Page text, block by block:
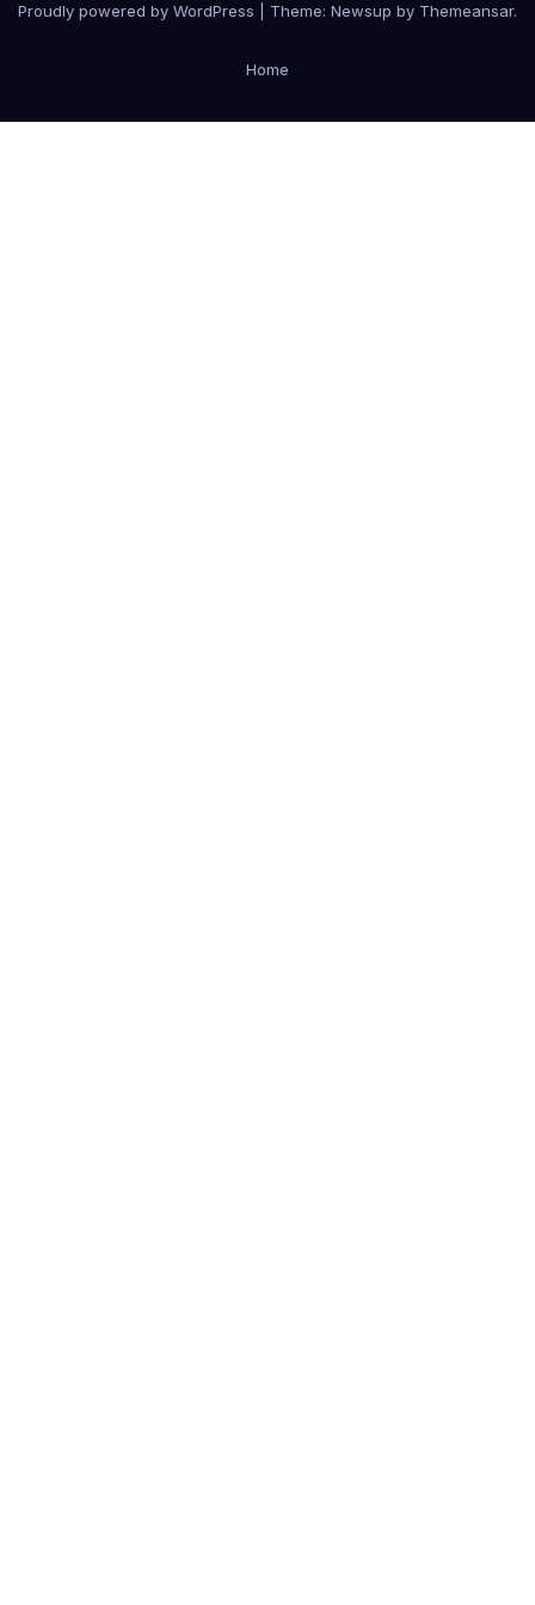
Proudly powered by WordPress Theme: Newsup by Themeansar.
Home